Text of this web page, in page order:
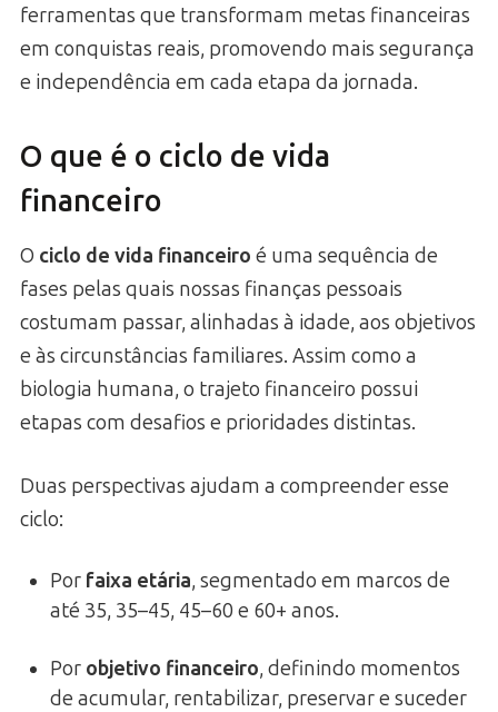
ferramentas que transformam metas financeiras
em conquistas reais, promovendo mais segurança
e independência em cada etapa da jornada.
O que é o ciclo de vida
financeiro
O ciclo de vida financeiro é uma sequência de
fases pelas quais nossas finanças pessoais
costumam passar, alinhadas à idade, aos objetivos
e às circunstâncias familiares. Assim como a
biologia humana, o trajeto financeiro possui
etapas com desafios e prioridades distintas.
Duas perspectivas ajudam a compreender esse
ciclo:
Por faixa etária, segmentado em marcos de
até 35, 35–45, 45–60 e 60+ anos.
Por objetivo financeiro, definindo momentos
de acumular, rentabilizar, preservar e suceder